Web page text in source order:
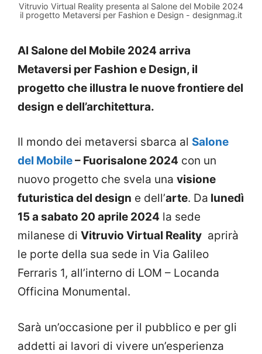
Vitruvio Virtual Reality presenta al Salone del Mobile 2024
il progetto Metaversi per Fashion e Design - designmag.it
Al Salone del Mobile 2024 arriva
Metaversi per Fashion e Design, il
progetto che illustra le nuove frontiere del
design e dell’architettura.
Il mondo dei metaversi sbarca al Salone
del Mobile– Fuorisalone 2024 con un
nuovo progetto che svela una visione
futuristica del design e dell’arte. Da lunedì
15 a sabato 20 aprile 2024 la sede
milanese di Vitruvio Virtual Reality aprirà
le porte della sua sede in Via Galileo
Ferraris 1, all’interno di LOM – Locanda
Officina Monumental.
Sarà un’occasione per il pubblico e per gli
addetti ai lavori di vivere un’esperienza